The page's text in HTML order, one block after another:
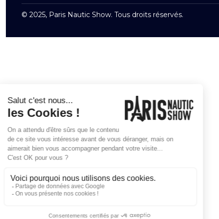
© 2025, Paris Nautic Show. Tous droits réservés.